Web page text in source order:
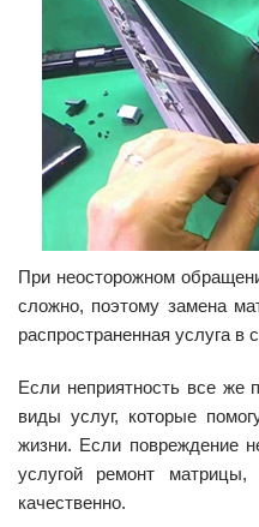
При неосторожном
сложно, поэтому замена
распространенная услуга в
Если неприятность все же
виды услуг, которые
жизни. Если повреждение
услугой ремонт
качественно.